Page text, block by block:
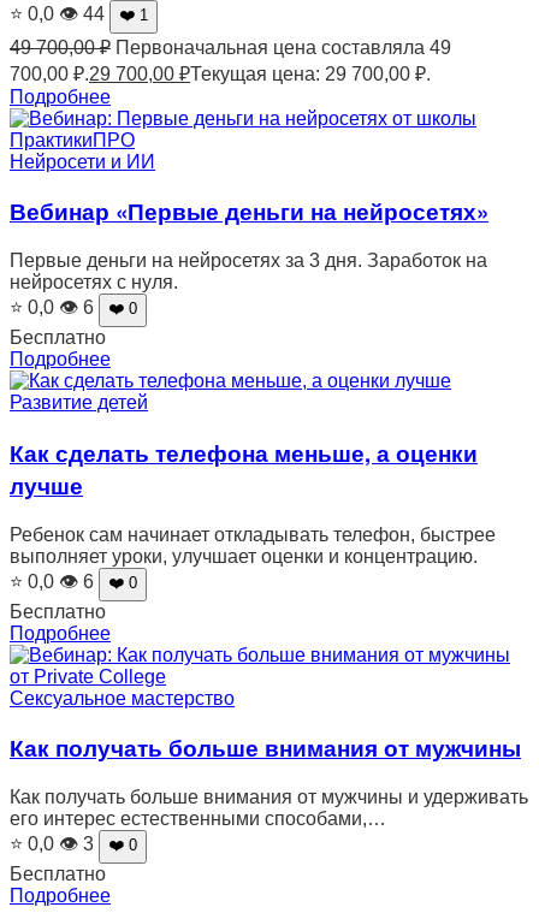
⭐ 0,0 👁 44 ❤️ 1
49 700,00₽ Первоначальная цена составляла 49
700,00 ₽.29 700,00 ₽Текущая цена: 29 700,00 ₽.
Подробнее
Нейросети и ИИ
Вебинар «Первые деньги на нейросетях»
Первые деньги на нейросетях за 3 дня. Заработок на
нейросетях с нуля.
⭐ 0,0 👁 6 ❤️ 0
Бесплатно
Подробнее
Развитие детей
Как сделать телефона меньше, а оценки
лучше
Ребенок сам начинает откладывать телефон, быстрее
выполняет уроки, улучшает оценки и концентрацию.
⭐ 0,0 👁 6 ❤️ 0
Бесплатно
Подробнее
Сексуальное мастерство
Как получать больше внимания от мужчины
Как получать больше внимания от мужчины и удерживать
его интерес естественными способами,…
⭐ 0,0 👁 3 ❤️ 0
Бесплатно
Подробнее